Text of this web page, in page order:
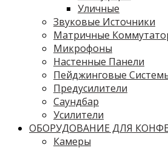
Уличные
Звуковые Источники
Матричные
Микрофоны
Настенные Панели
Пейджинговые
Предусилители
Саундбар
Усилители
ОБОРУДОВАНИЕ ДЛЯ
Камеры